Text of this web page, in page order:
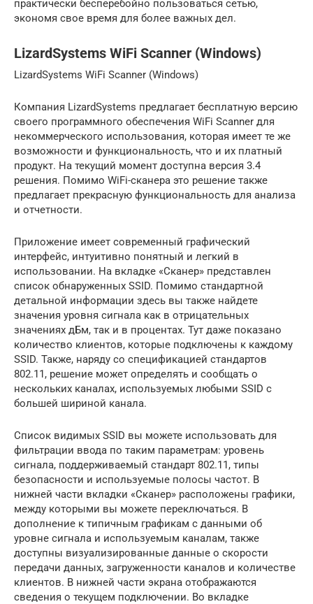
практически бесперебойно пользоваться сетью,
экономя свое время для более важных дел.
LizardSystems WiFi Scanner (Windows)
LizardSystems WiFi Scanner (Windows)
Компания LizardSystems предлагает бесплатную версию
своего программного обеспечения WiFi Scanner для
некоммерческого использования, которая имеет те же
возможности и функциональность, что и их платный
продукт. На текущий момент доступна версия 3.4
решения. Помимо WiFi-сканера это решение также
предлагает прекрасную функциональность для анализа
и отчетности.
Приложение имеет современный графический
интерфейс, интуитивно понятный и легкий в
использовании. На вкладке «Сканер» представлен
список обнаруженных SSID. Помимо стандартной
детальной информации здесь вы также найдете
значения уровня сигнала как в отрицательных
значениях дБм, так и в процентах. Тут даже показано
количество клиентов, которые подключены к каждому
SSID. Также, наряду со спецификацией стандартов
802.11, решение может определять и сообщать о
нескольких каналах, используемых любыми SSID с
большей шириной канала.
Список видимых SSID вы можете использовать для
фильтрации ввода по таким параметрам: уровень
сигнала, поддерживаемый стандарт 802.11, типы
безопасности и используемые полосы частот. В
нижней части вкладки «Сканер» расположены графики,
между которыми вы можете переключаться. В
дополнение к типичным графикам с данными об
уровне сигнала и используемым каналам, также
доступны визуализированные данные о скорости
передачи данных, загруженности каналов и количестве
клиентов. В нижней части экрана отображаются
сведения о текущем подключении. Во вкладке